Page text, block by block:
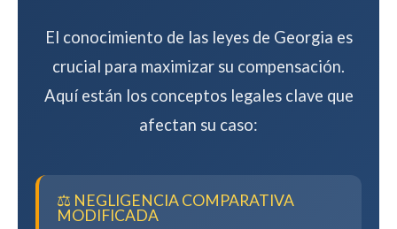
El conocimiento de las leyes de Georgia es
crucial para maximizar su compensación.
Aquí están los conceptos legales clave que
afectan su caso:
⚖️ NEGLIGENCIA COMPARATIVA
MODIFICADA